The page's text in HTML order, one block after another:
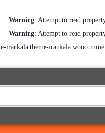
Warning: Attempt to read
Warning: Attempt to read
theme-irankala